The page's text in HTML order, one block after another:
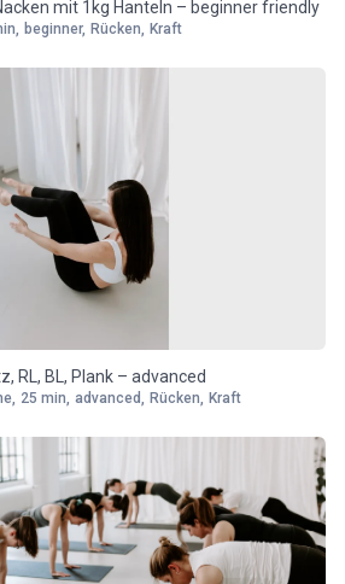
mit 1kg Hanteln – beginner friendly
, beginner, Rücken, Kraft
RL, BL, Plank – advanced
, 25 min, advanced, Rücken, Kraft